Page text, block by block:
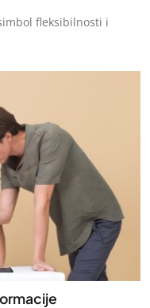
fleksibilnosti i